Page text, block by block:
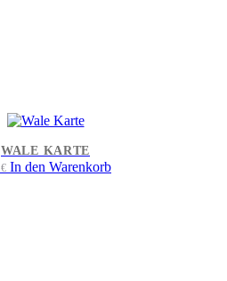
WALE KARTE
€ In den Warenkorb